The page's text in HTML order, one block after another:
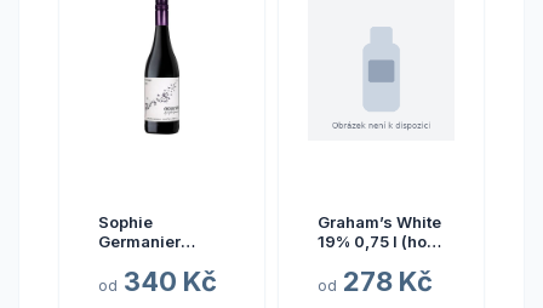
Sophie
Germanier
od 340 Kč
Graham’s White
19% 0,75 l (holá
od 278 Kč